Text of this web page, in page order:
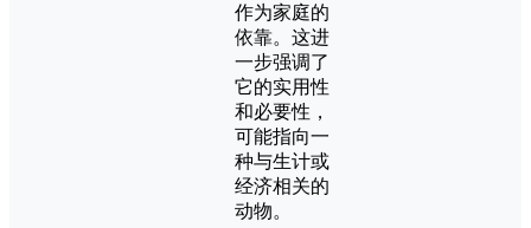
作为家庭的
依靠。这进
一步强调了
它的实用性
和必要性，
可能指向一
种与生计或
经济相关的
动物。